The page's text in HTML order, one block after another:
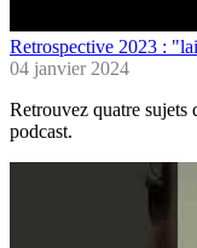
Retrospective 2023 :
04 janvier 2024
Retrouvez quatre sujets
podcast.